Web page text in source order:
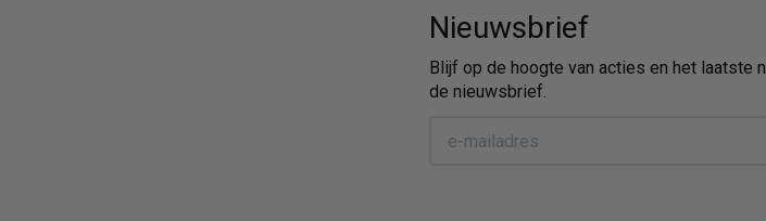
Nieuwsbrief
Blijf op de hoogte van acties en het laatste
de nieuwsbrief.